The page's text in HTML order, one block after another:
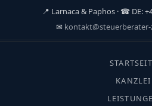
📍 Larnaca & Paphos · ☎ DE:
✉
KANZLEI
START
›